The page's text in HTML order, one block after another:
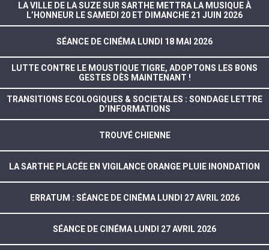
LA VILLE DE LA SUZE SUR SARTHE METTRA LA MUSIQUE À
L’HONNEUR LE SAMEDI 20 ET DIMANCHE 21 JUIN 2026
SÉANCE DE CINÉMA LUNDI 18 MAI 2026
LUTTE CONTRE LE MOUSTIQUE TIGRE, ADOPTONS LES BONS
GESTES DÈS MAINTENANT !
TRANSITIONS ECOLOGIQUES & SOCIETALES : SONDAGE LETTRE
D’INFORMATIONS
TROUVÉ CHIENNE
LA SARTHE PLACÉE EN VIGILANCE ORANGE PLUIE INONDATION
ERRATUM : SÉANCE DE CINÉMA LUNDI 27 AVRIL 2026
SÉANCE DE CINÉMA LUNDI 27 AVRIL 2026